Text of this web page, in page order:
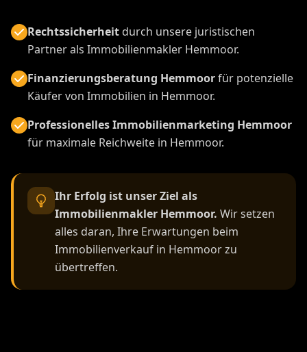
Rechtssicherheitdurch unsere juristischen
Partner als Immobilienmakler Hemmoor.
Finanzierungsberatung Hemmoorfür potenzielle
Käufer von Immobilien in Hemmoor.
Professionelles Immobilienmarketing Hemmoor
für maximale Reichweite in Hemmoor.
Ihr Erfolg ist unser Ziel als
Immobilienmakler Hemmoor. Wir setzen
alles daran, Ihre Erwartungen beim
Immobilienverkauf in Hemmoor zu
übertreffen.